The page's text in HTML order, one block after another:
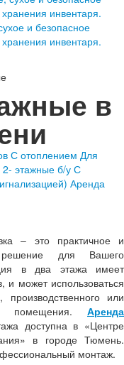
и безопасное
инвентаря.
в
С отоплением Для
2- этажные б/у С
Аренда
– это практичное и
решение для Вашего
в два этажа имеет
и может использоваться
производственного или
помещения. Аренда
доступна в «Центре
в городе Тюмень.
монтаж.